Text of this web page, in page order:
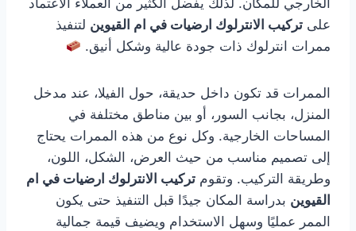
الخارجي للمكان. لذلك يفضل الكثير من العملاء الاعتماد
على تركيب الانترلوك ارضيات في ام القيوين لتنفيذ
ممرات انترلوك ذات جودة عالية وشكل أنيق.
الممرات قد تكون داخل حديقة، حول الفيلا، عند مدخل
المنزل، بجانب السور، أو بين مناطق مختلفة في
المساحات الخارجية. وكل نوع من هذه الممرات يحتاج
إلى تصميم مناسب من حيث العرض، الشكل، اللون،
وطريقة التركيب. وتقوم تركيب الانترلوك ارضيات في ام
القيوين بدراسة المكان جيدًا قبل التنفيذ حتى يكون
الممر عمليًا وسهل الاستخدام ويضيف قيمة جمالية